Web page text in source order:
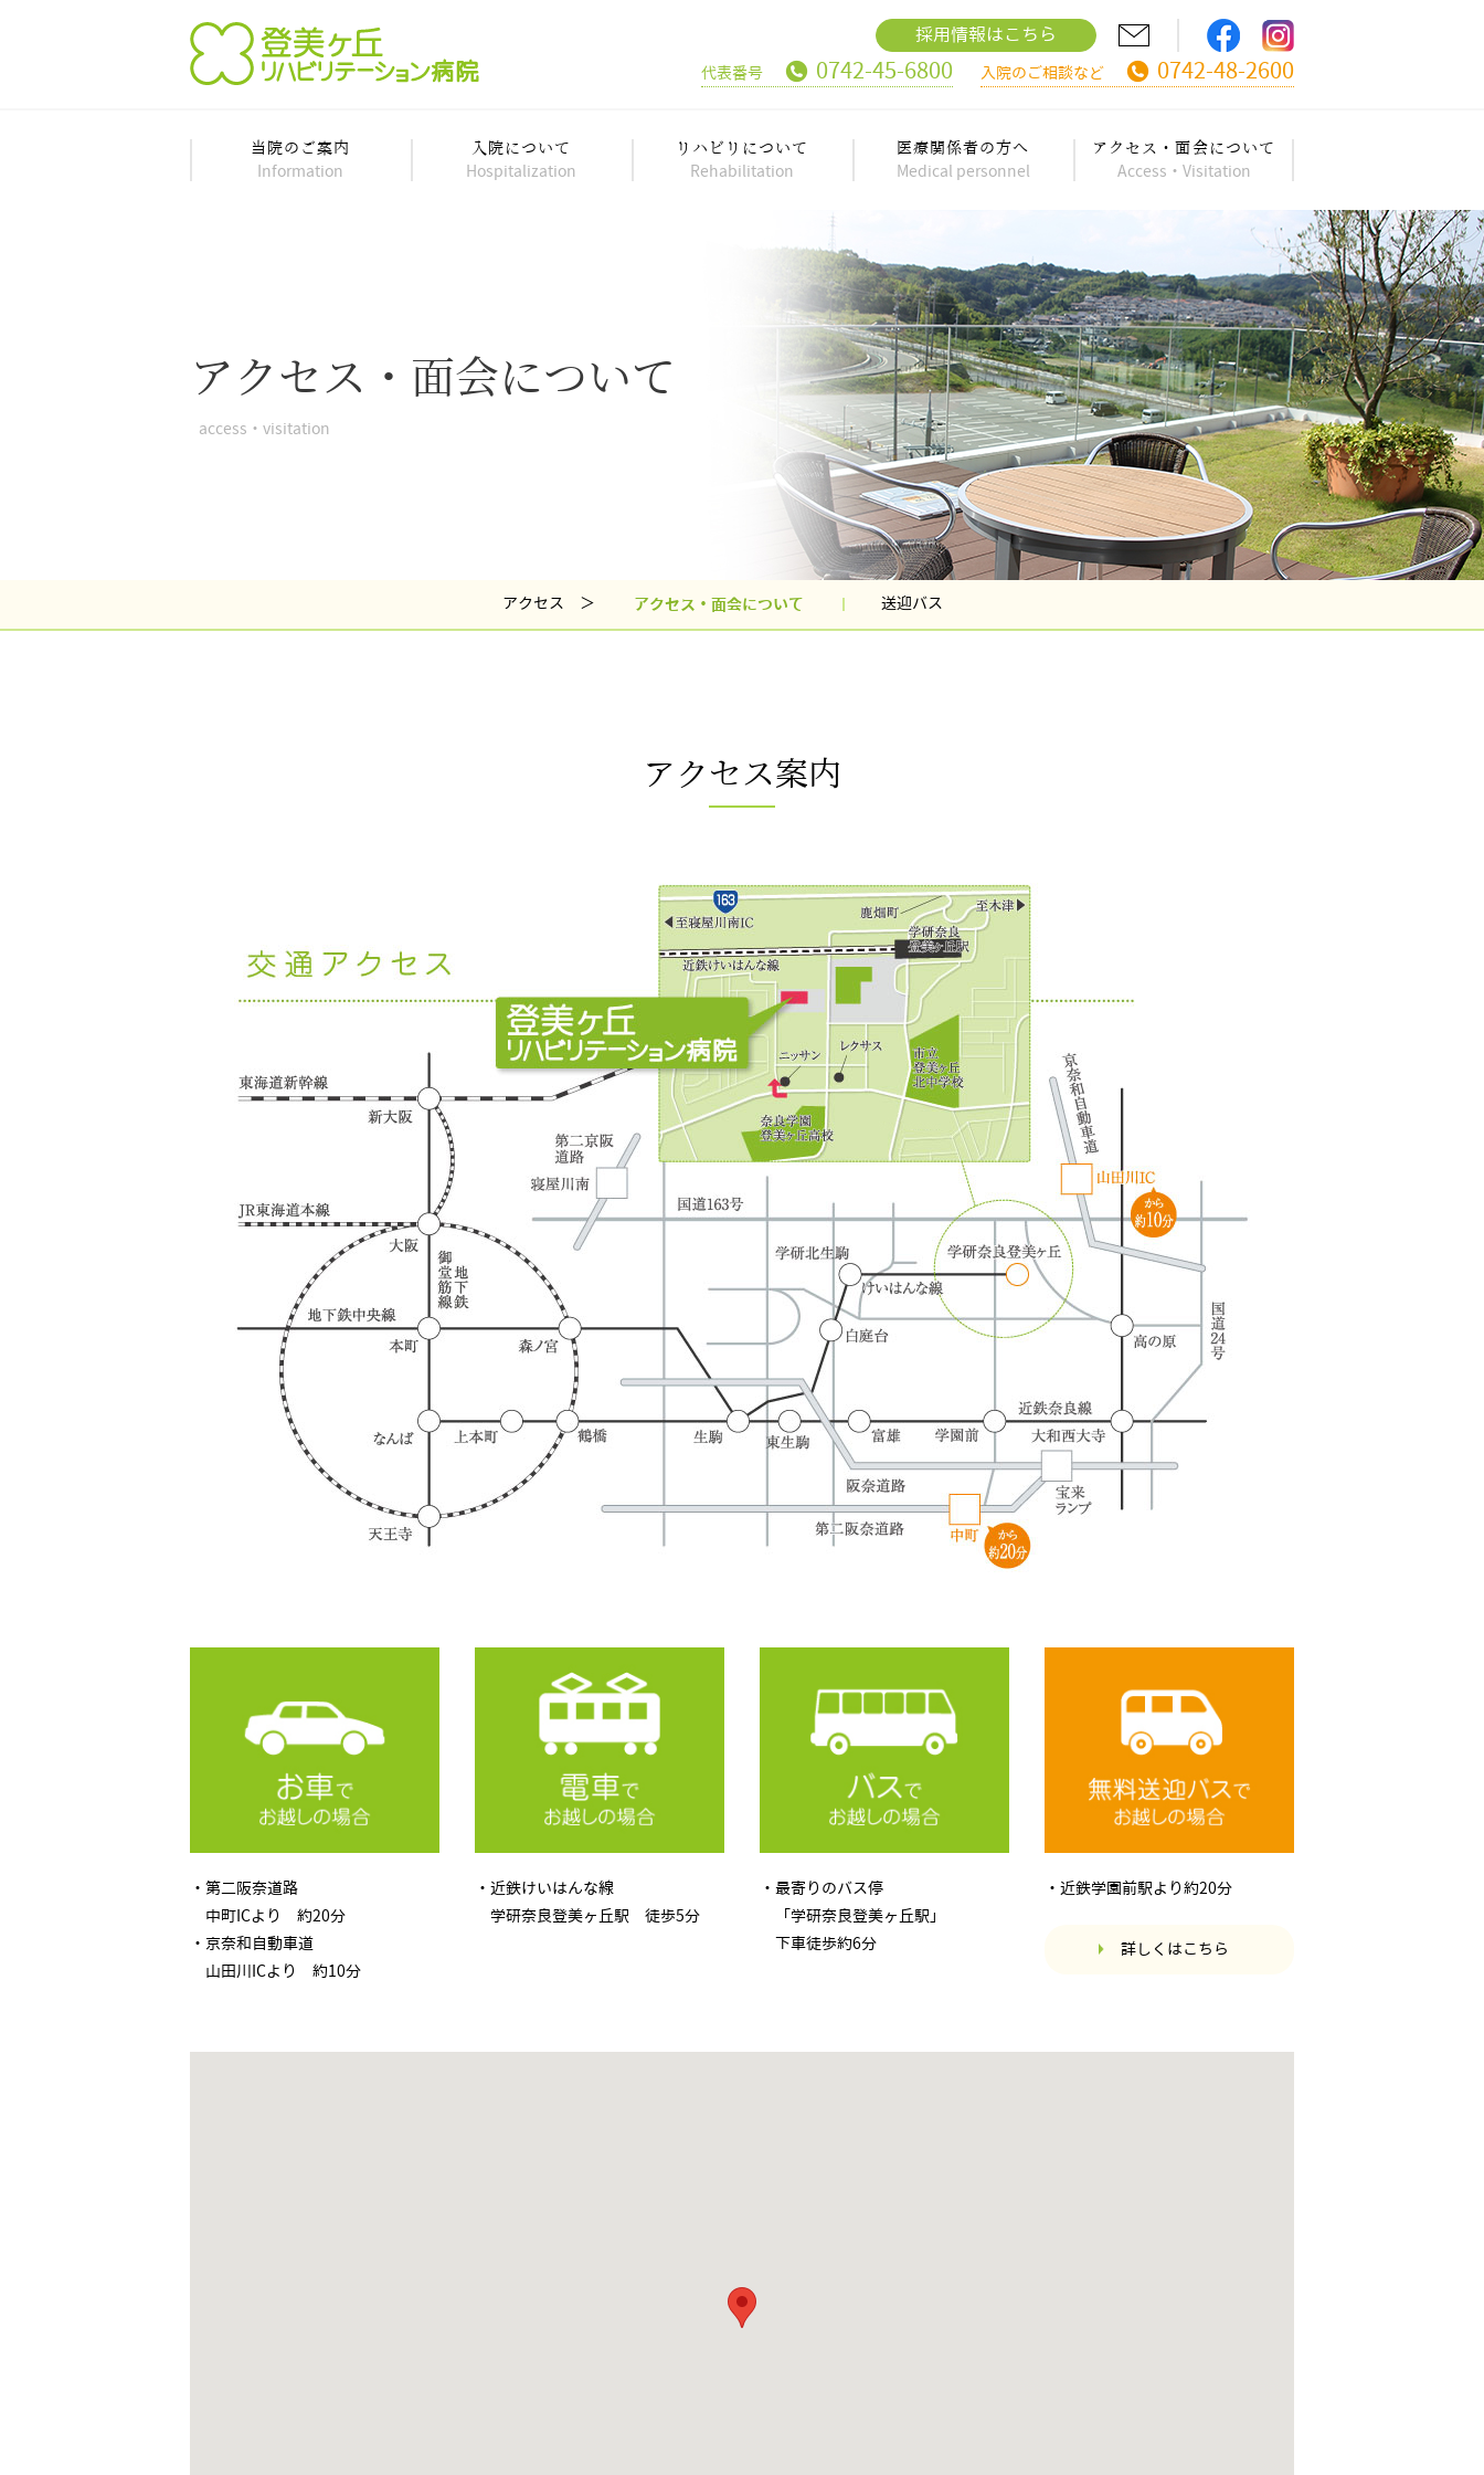
採用情報はこちら
代表番号 0742-45-6800 入院のご相談など 0742-48-2600
当院のご案内
Information
入院について
Hospitalization
リハビリについて
Rehabilitation
医療関係者の方へ
Medical personnel
アクセス・面会について
Access・Visitation
アクセス・面会について
access・visitation
アクセス ＞ アクセス・面会について 送迎バス
アクセス案内
・第二阪奈道路
中町ICより 約20分
・京奈和自動車道
山田川ICより 約10分
・近鉄けいはんな線
学研奈良登美ヶ丘駅 徒歩5分
・最寄りのバス停
「学研奈良登美ヶ丘駅」
下車徒歩約6分
・近鉄学園前駅より約20分
詳しくはこちら